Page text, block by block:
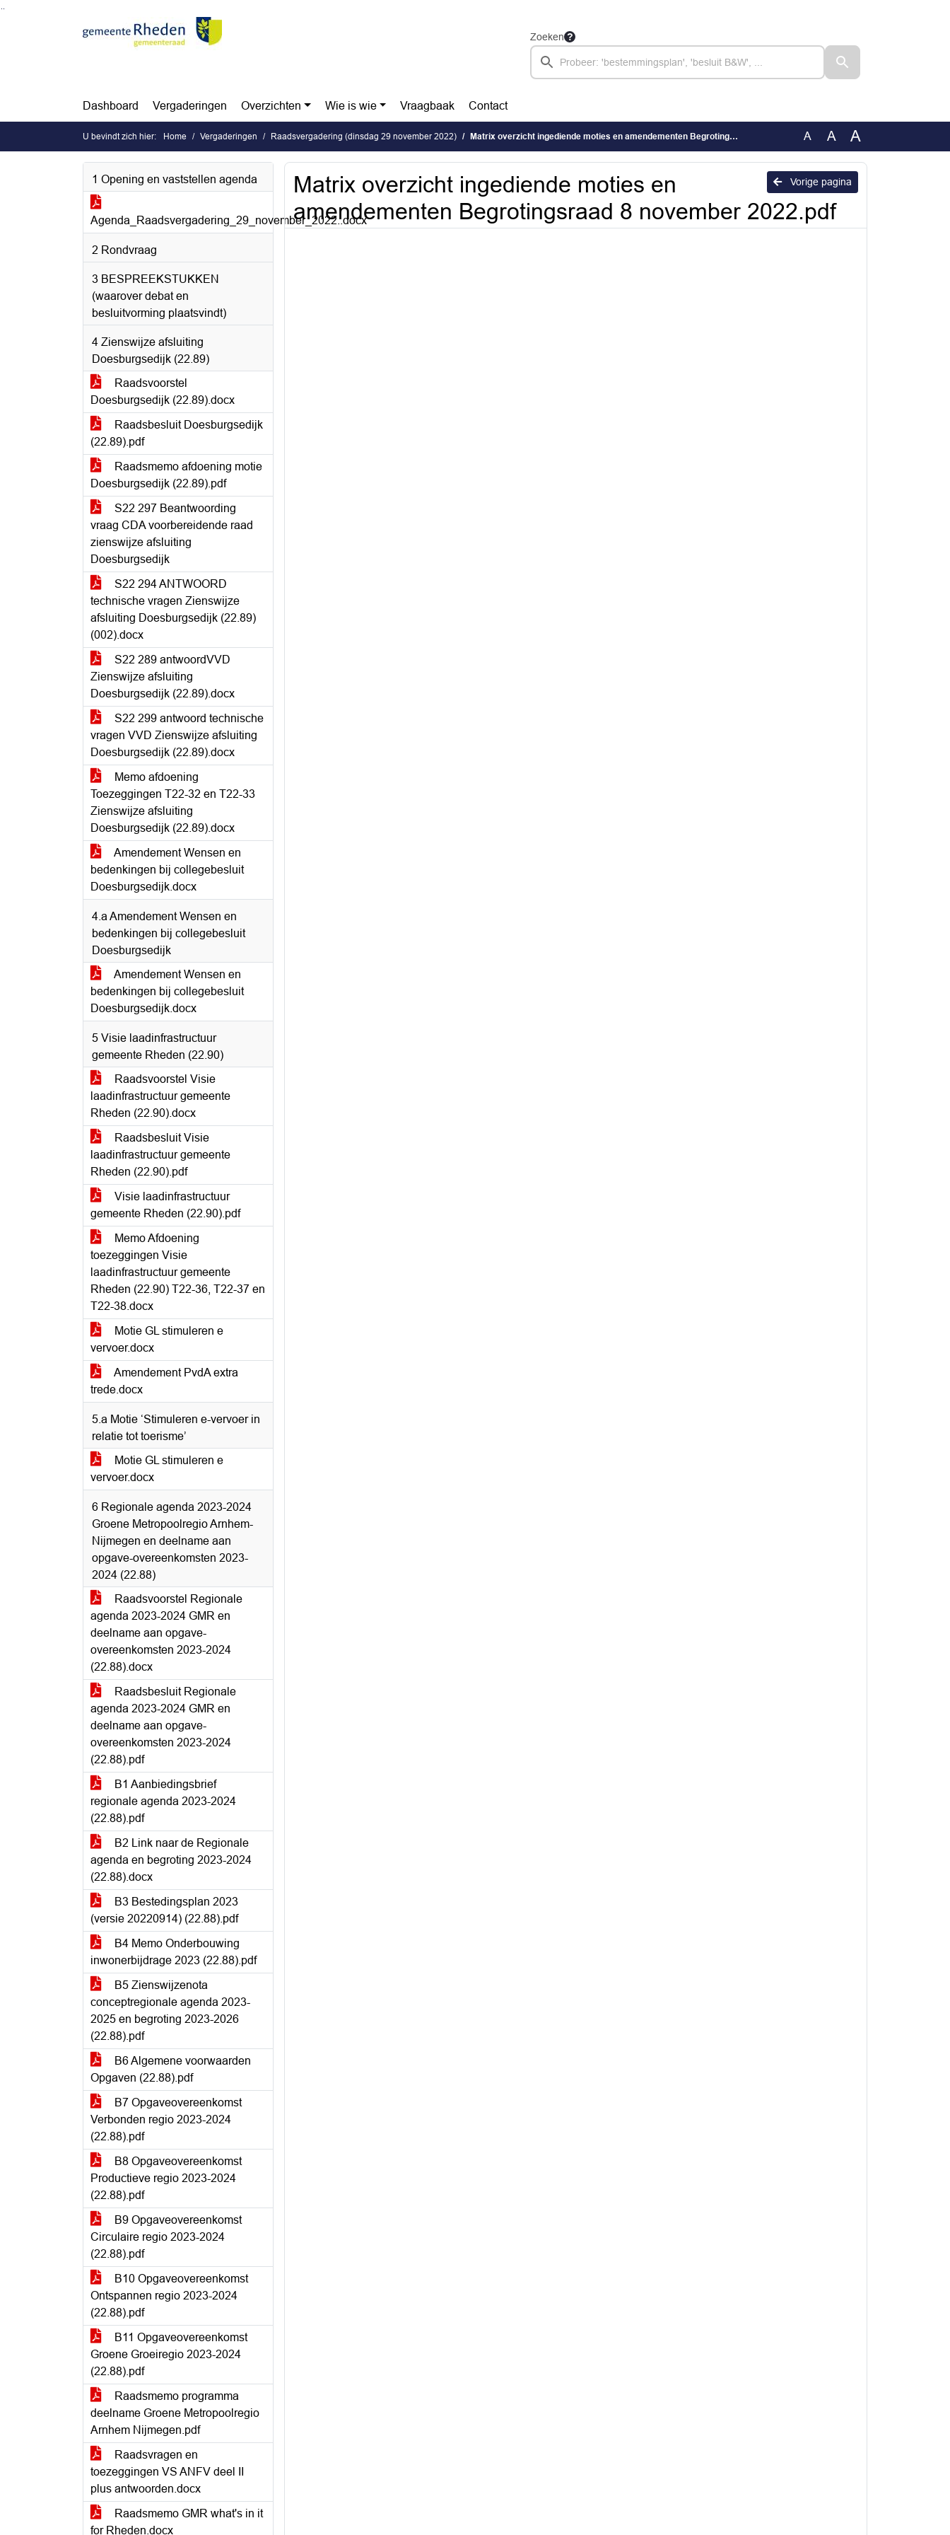
Zoeken
Dashboard Vergaderingen Overzichten Wie is wie Vraagbaak Contact
U bevindt zich hier: Home Vergaderingen Raadsvergadering (dinsdag 29 november 2022) Matrix overzicht ingediende moties en amendementen Begrotingsraad 8 november 2022.pdf A A A
1 Opening en vaststellen agenda
Agenda_Raadsvergadering_29_november_2022..docx
2 Rondvraag
3 BESPREEKSTUKKEN
(waarover debat en
besluitvorming plaatsvindt)
4 Zienswijze afsluiting
Doesburgsedijk (22.89)
Raadsvoorstel
Doesburgsedijk (22.89).docx
Raadsbesluit Doesburgsedijk
(22.89).pdf
Raadsmemo afdoening motie
Doesburgsedijk (22.89).pdf
S22 297 Beantwoording
vraag CDA voorbereidende raad
zienswijze afsluiting
Doesburgsedijk
S22 294 ANTWOORD
technische vragen Zienswijze
afsluiting Doesburgsedijk (22.89)
(002).docx
S22 289 antwoordVVD
Zienswijze afsluiting
Doesburgsedijk (22.89).docx
S22 299 antwoord technische
vragen VVD Zienswijze afsluiting
Doesburgsedijk (22.89).docx
Memo afdoening
Toezeggingen T22-32 en T22-33
Zienswijze afsluiting
Doesburgsedijk (22.89).docx
Amendement Wensen en
bedenkingen bij collegebesluit
Doesburgsedijk.docx
4.a Amendement Wensen en
bedenkingen bij collegebesluit
Doesburgsedijk
Amendement Wensen en
bedenkingen bij collegebesluit
Doesburgsedijk.docx
5 Visie laadinfrastructuur
gemeente Rheden (22.90)
Raadsvoorstel Visie
laadinfrastructuur gemeente
Rheden (22.90).docx
Raadsbesluit Visie
laadinfrastructuur gemeente
Rheden (22.90).pdf
Visie laadinfrastructuur
gemeente Rheden (22.90).pdf
Memo Afdoening
toezeggingen Visie
laadinfrastructuur gemeente
Rheden (22.90) T22-36, T22-37 en
T22-38.docx
Motie GL stimuleren e
vervoer.docx
Amendement PvdA extra
trede.docx
5.a Motie ‘Stimuleren e-vervoer in
relatie tot toerisme’
Motie GL stimuleren e
vervoer.docx
6 Regionale agenda 2023-2024
Groene Metropoolregio Arnhem-
Nijmegen en deelname aan
opgave-overeenkomsten 2023-
2024 (22.88)
Raadsvoorstel Regionale
agenda 2023-2024 GMR en
deelname aan opgave-
overeenkomsten 2023-2024
(22.88).docx
Raadsbesluit Regionale
agenda 2023-2024 GMR en
deelname aan opgave-
overeenkomsten 2023-2024
(22.88).pdf
B1 Aanbiedingsbrief
regionale agenda 2023-2024
(22.88).pdf
B2 Link naar de Regionale
agenda en begroting 2023-2024
(22.88).docx
B3 Bestedingsplan 2023
(versie 20220914) (22.88).pdf
B4 Memo Onderbouwing
inwonerbijdrage 2023 (22.88).pdf
B5 Zienswijzenota
conceptregionale agenda 2023-
2025 en begroting 2023-2026
(22.88).pdf
B6 Algemene voorwaarden
Opgaven (22.88).pdf
B7 Opgaveovereenkomst
Verbonden regio 2023-2024
(22.88).pdf
B8 Opgaveovereenkomst
Productieve regio 2023-2024
(22.88).pdf
B9 Opgaveovereenkomst
Circulaire regio 2023-2024
(22.88).pdf
B10 Opgaveovereenkomst
Ontspannen regio 2023-2024
(22.88).pdf
B11 Opgaveovereenkomst
Groene Groeiregio 2023-2024
(22.88).pdf
Raadsmemo programma
deelname Groene Metropoolregio
Arnhem Nijmegen.pdf
Raadsvragen en
toezeggingen VS ANFV deel II
plus antwoorden.docx
Raadsmemo GMR what's in it
for Rheden.docx
Vorige pagina
Matrix overzicht ingediende moties en
amendementen Begrotingsraad 8 november 2022.pdf